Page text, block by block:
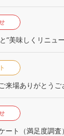
”美味しくリニュ
来場ありがとうご
ート（満足度調査